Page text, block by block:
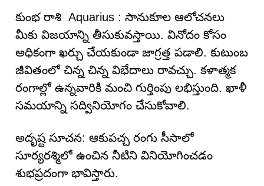
కుంభ రాశి Aquarius : సానుకూల ఆలోచనలు
మీకు విజయాన్ని తీసుకువస్తాయి. వినోదం కోసం
అధికంగా ఖర్చు చేయకుండా జాగ్రత్త పడాలి. కుటుంబ
జీవితంలో చిన్న చిన్న విభేదాలు రావచ్చు. కళాత్మక
రంగాల్లో ఉన్నవారికి మంచి గుర్తింపు లభిస్తుంది. ఖాళీ
సమయాన్ని సద్వినియోగం చేసుకోవాలి.
అదృష్ట సూచన: ఆకుపచ్చ రంగు సీసాలో
సూర్యరశ్మిలో ఉంచిన నీటిని వినియోగించడం
శుభప్రదంగా భావిస్తారు.